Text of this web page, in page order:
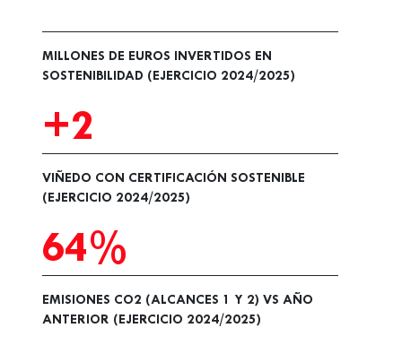
MILLONES DE EUROS INVERTIDOS EN
SOSTENIBILIDAD (EJERCICIO 2024/2025)
+2
VIÑEDO CON CERTIFICACIÓN SOSTENIBLE
(EJERCICIO 2024/2025)
64%
EMISIONES CO2 (ALCANCES 1 Y 2) VS AÑO
ANTERIOR (EJERCICIO 2024/2025)